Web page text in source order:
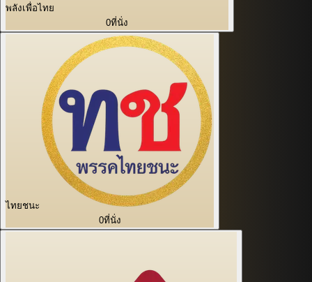
พลังเพื่อไทย
0ที่นั่ง
ไทยชนะ
0ที่นั่ง